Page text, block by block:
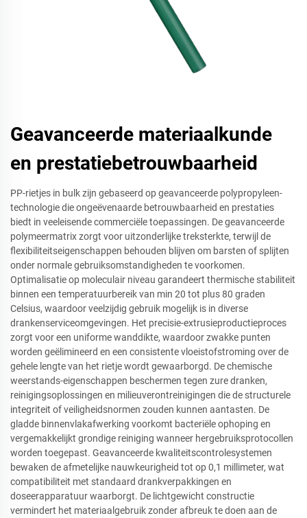
Geavanceerde materiaalkunde
en prestatiebetrouwbaarheid
PP-rietjes in bulk zijn gebaseerd op geavanceerde polypropyleen-
technologie die ongeëvenaarde betrouwbaarheid en prestaties
biedt in veeleisende commerciële toepassingen. De geavanceerde
polymeermatrix zorgt voor uitzonderlijke treksterkte, terwijl de
flexibiliteitseigenschappen behouden blijven om barsten of splijten
onder normale gebruiksomstandigheden te voorkomen.
Optimalisatie op moleculair niveau garandeert thermische stabiliteit
binnen een temperatuurbereik van min 20 tot plus 80 graden
Celsius, waardoor veelzijdig gebruik mogelijk is in diverse
drankenserviceomgevingen. Het precisie-extrusieproductieproces
zorgt voor een uniforme wanddikte, waardoor zwakke punten
worden geëlimineerd en een consistente vloeistofstroming over de
gehele lengte van het rietje wordt gewaarborgd. De chemische
weerstands-eigenschappen beschermen tegen zure dranken,
reinigingsoplossingen en milieuverontreinigingen die de structurele
integriteit of veiligheidsnormen zouden kunnen aantasten. De
gladde binnenvlakafwerking voorkomt bacteriële ophoping en
vergemakkelijkt grondige reiniging wanneer hergebruiksprotocollen
worden toegepast. Geavanceerde kwaliteitscontrolesystemen
bewaken de afmetelijke nauwkeurigheid tot op 0,1 millimeter, wat
compatibiliteit met standaard drankverpakkingen en
doseerapparatuur waarborgt. De lichtgewicht constructie
vermindert het materiaalgebruik zonder afbreuk te doen aan de